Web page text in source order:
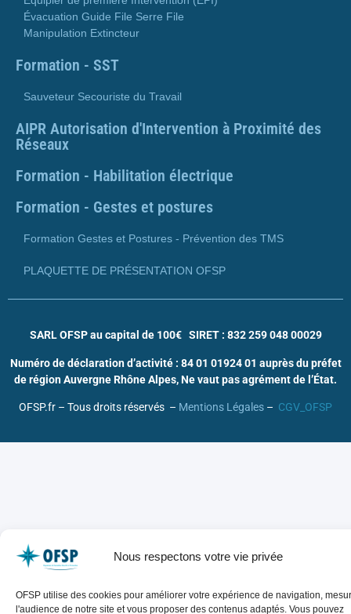
Nous respectons votre vie privée
OFSP utilise des cookies pour améliorer votre expérience de navigation,
l'audience de notre site et vous proposer des contenus adaptés. Vous pouvez
Évacuation Guide File Serre File
Manipulation Extincteur
Formation - SST
Sauveteur Secouriste du Travail
AIPR Autorisation d'Intervention à Proximité des
Réseaux
Formation - Habilitation électrique
Formation - Gestes et postures
Formation Gestes et Postures - Prévention des TMS
PLAQUETTE DE PRÉSENTATION OFSP
SARL OFSP au capital de 100€ SIRET : 832 259 048 00029
Numéro de déclaration d’activité : 84 01 01924 01 auprès du préfet
de région Auvergne Rhône Alpes, Ne vaut pas agrément de l’État.
OFSP.fr – Tous droits réservés – Mentions Légales – CGV_OFSP